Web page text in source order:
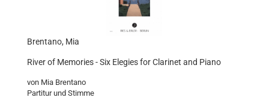
Brentano, Mia
River of Memories - Six Elegies for Clarinet and Piano
von Mia Brentano
Partitur und Stimme